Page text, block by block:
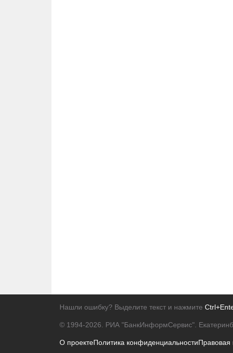
Нашли ошибку? Выделите текст и нажмите
© 1994-2026. РИА "БанкИнформСервис".
О проектеПолитика конфиденциальности